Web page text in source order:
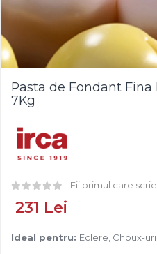
Alune de Padure
Fructe Liofilizate
Compot si Cocktail
Arome
Aroma Vanilie
Aroma Rom
Zahar
Isomalt
Creme de Fructe
Umpluturi de Fructe
Bastonase Lemn
Ustensile - Diverse
Pasta de Fondant Fina
7Kg
Fii primul care
231 Lei
Ideal pentru: Eclere, Choux-